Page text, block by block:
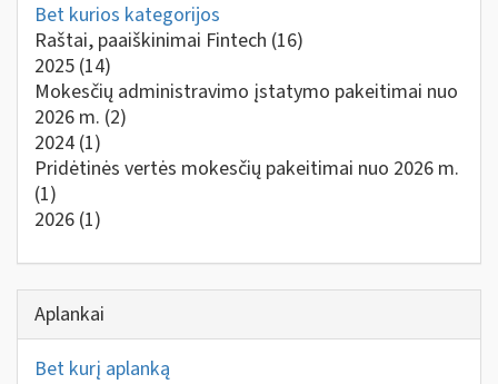
Bet kurios kategorijos
Raštai, paaiškinimai Fintech (16)
2025 (14)
Mokesčių administravimo įstatymo pakeitimai nuo
2026 m. (2)
2024 (1)
Pridėtinės vertės mokesčių pakeitimai nuo 2026 m.
(1)
2026 (1)
Aplankai
Bet kurį aplanką